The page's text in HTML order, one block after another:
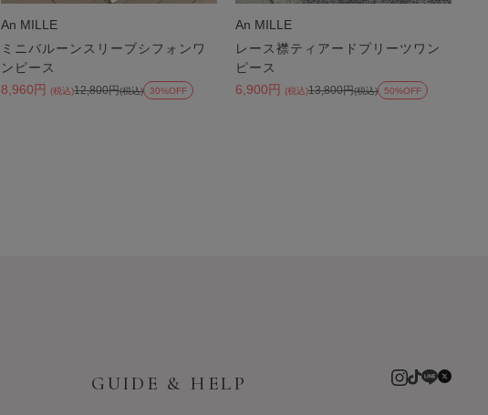
An MILLE
ミニバルーンスリーブシフォンワ
ンピース
8,960円
(税込)12,800円(税込) 30%OFF
An MILLE
レース襟ティアードプリーツワン
ピース
6,900円
(税込)13,800円(税込) 50%OFF
GUIDE & HELP